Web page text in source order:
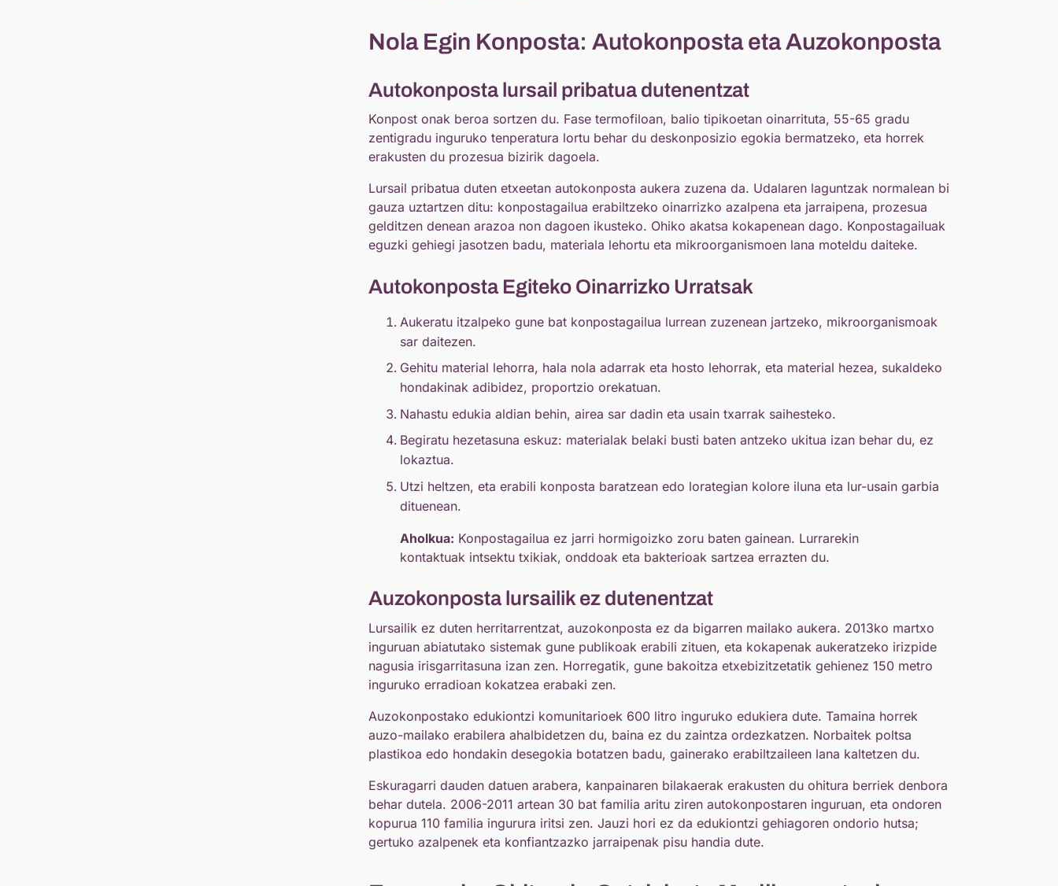
Nola Egin Konposta: Autokonposta eta Auzokonposta
Autokonposta lursail pribatua dutenentzat
Konpost onak beroa sortzen du. Fase termofiloan, balio tipikoetan oinarrituta, 55-65 gradu
zentigradu inguruko tenperatura lortu behar du deskonposizio egokia bermatzeko, eta horrek
erakusten du prozesua bizirik dagoela.
Lursail pribatua duten etxeetan autokonposta aukera zuzena da. Udalaren laguntzak normalean bi
gauza uztartzen ditu: konpostagailua erabiltzeko oinarrizko azalpena eta jarraipena, prozesua
gelditzen denean arazoa non dagoen ikusteko. Ohiko akatsa kokapenean dago. Konpostagailuak
eguzki gehiegi jasotzen badu, materiala lehortu eta mikroorganismoen lana moteldu daiteke.
Autokonposta Egiteko Oinarrizko Urratsak
Aukeratu itzalpeko gune bat konpostagailua lurrean zuzenean jartzeko, mikroorganismoak
sar daitezen.
Gehitu material lehorra, hala nola adarrak eta hosto lehorrak, eta material hezea, sukaldeko
hondakinak adibidez, proportzio orekatuan.
Nahastu edukia aldian behin, airea sar dadin eta usain txarrak saihesteko.
Begiratu hezetasuna eskuz: materialak belaki busti baten antzeko ukitua izan behar du, ez
lokaztua.
Utzi heltzen, eta erabili konposta baratzean edo lorategian kolore iluna eta lur-usain garbia
dituenean.
Aholkua: Konpostagailua ez jarri hormigoizko zoru baten gainean. Lurrarekin
kontaktuak intsektu txikiak, onddoak eta bakterioak sartzea errazten du.
Auzokonposta lursailik ez dutenentzat
Lursailik ez duten herritarrentzat, auzokonposta ez da bigarren mailako aukera. 2013ko martxo
inguruan abiatutako sistemak gune publikoak erabili zituen, eta kokapenak aukeratzeko irizpide
nagusia irisgarritasuna izan zen. Horregatik, gune bakoitza etxebizitzetatik gehienez 150 metro
inguruko erradioan kokatzea erabaki zen.
Auzokonpostako edukiontzi komunitarioek 600 litro inguruko edukiera dute. Tamaina horrek
auzo-mailako erabilera ahalbidetzen du, baina ez du zaintza ordezkatzen. Norbaitek poltsa
plastikoa edo hondakin desegokia botatzen badu, gainerako erabiltzaileen lana kaltetzen du.
Eskuragarri dauden datuen arabera, kanpainaren bilakaerak erakusten du ohitura berriek denbora
behar dutela. 2006-2011 artean 30 bat familia aritu ziren autokonpostaren inguruan, eta ondoren
kopurua 110 familia ingurura iritsi zen. Jauzi hori ez da edukiontzi gehiagoren ondorio hutsa;
gertuko azalpenek eta konfiantzazko jarraipenak pisu handia dute.